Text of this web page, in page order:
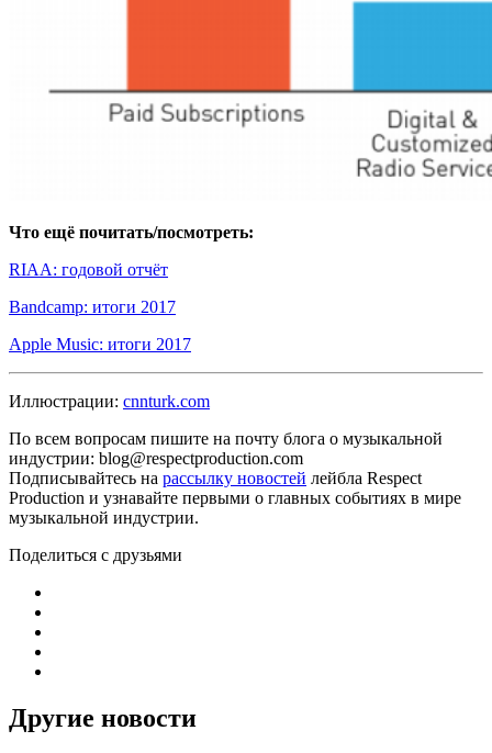
Что ещё почитать/посмотреть:
RIAA: годовой отчёт
Bandcamp: итоги 2017
Apple Music: итоги 2017
Иллюстрации: cnnturk.com
По всем вопросам пишите на почту блога о музыкальной
индустрии: blog@respectproduction.com
Подписывайтесь на рассылку новостей лейбла Respect
Production и узнавайте первыми о главных событиях в мире
музыкальной индустрии.
Поделиться с друзьями
Другие новости